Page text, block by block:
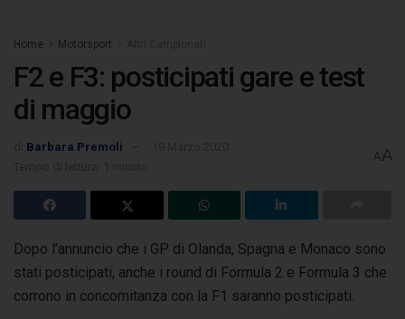
Home Motorsport
F2 e F3: posticipati gare e test
di maggio
Barbara Premoli
AA
Dopo l’annuncio che i GP di Olanda, Spagna e Monaco sono
stati posticipati, anche i round di Formula 2 e Formula 3 che
corrono in concomitanza con la F1 saranno posticipati.